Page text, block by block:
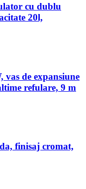
cu dublu
20l,
de expansiune
refulare, 9 m
finisaj cromat,